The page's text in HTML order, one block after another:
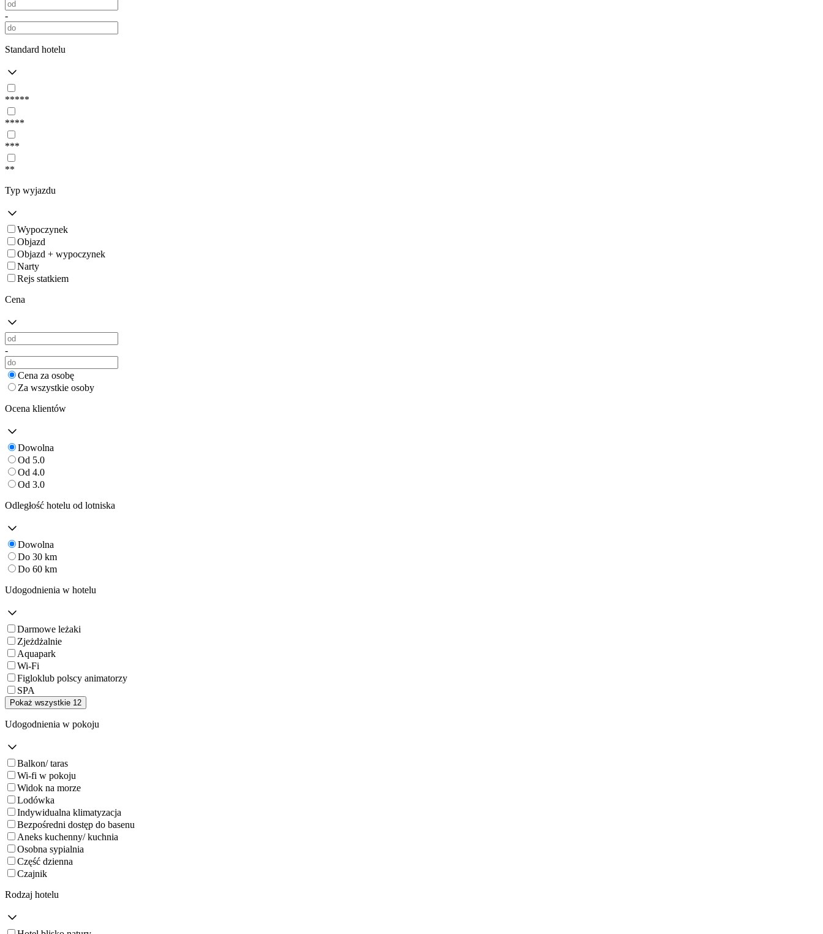
-
Standard hotelu
*****
****
***
**
Typ wyjazdu
Wypoczynek
Objazd
Objazd + wypoczynek
Narty
Rejs statkiem
Cena
-
Cena za osobę
Za wszystkie osoby
Ocena klientów
Dowolna
Od 5.0
Od 4.0
Od 3.0
Odległość hotelu od lotniska
Dowolna
Do 30 km
Do 60 km
Udogodnienia w hotelu
Darmowe leżaki
Zjeżdżalnie
Aquapark
Wi-Fi
Figloklub polscy animatorzy
SPA
Pokaż wszystkie 12
Udogodnienia w pokoju
Balkon/ taras
Wi-fi w pokoju
Widok na morze
Lodówka
Indywidualna klimatyzacja
Bezpośredni dostęp do basenu
Aneks kuchenny/ kuchnia
Osobna sypialnia
Część dzienna
Czajnik
Rodzaj hotelu